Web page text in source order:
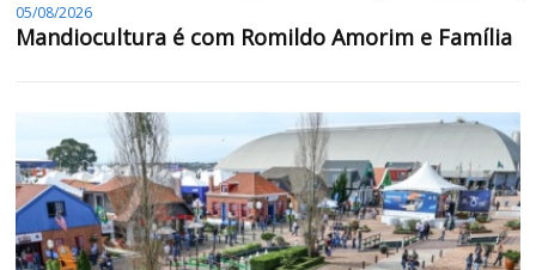
05/08/2026
Mandiocultura é com Romildo Amorim e Família